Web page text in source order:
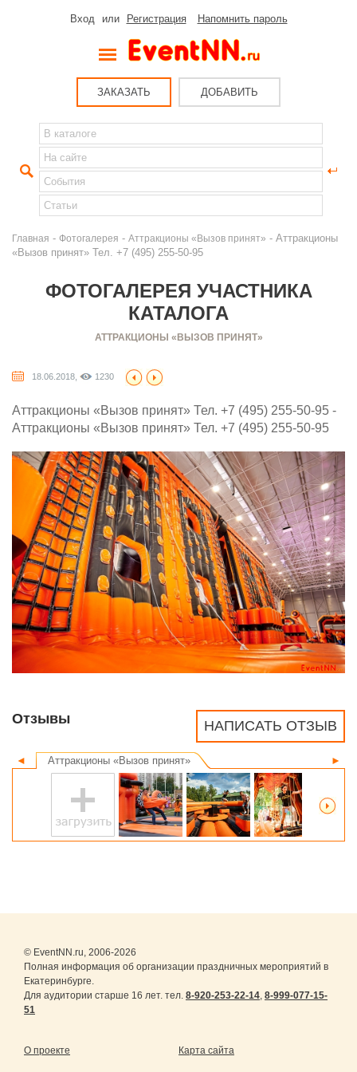
Вход или Регистрация Напомнить пароль
ЗАКАЗАТЬ ДОБАВИТЬ
Главная - Фотогалерея - Аттракционы «Вызов принят» - Аттракционы
«Вызов принят» Тел. +7 (495) 255-50-95
ФОТОГАЛЕРЕЯ УЧАСТНИКА
КАТАЛОГА
АТТРАКЦИОНЫ «ВЫЗОВ ПРИНЯТ»
18.06.2018, 1230
Аттракционы «Вызов принят» Тел. +7 (495) 255-50-95 -
Аттракционы «Вызов принят» Тел. +7 (495) 255-50-95
НАПИСАТЬ ОТЗЫВ
Отзывы
◄ ►
Аттракционы «Вызов принят»
© EventNN.ru, 2006-2026
Полная информация об организации праздничных мероприятий в
Екатеринбурге.
Для аудитории старше 16 лет. тел. 8-920-253-22-14, 8-999-077-15-
51
О проекте Карта сайта